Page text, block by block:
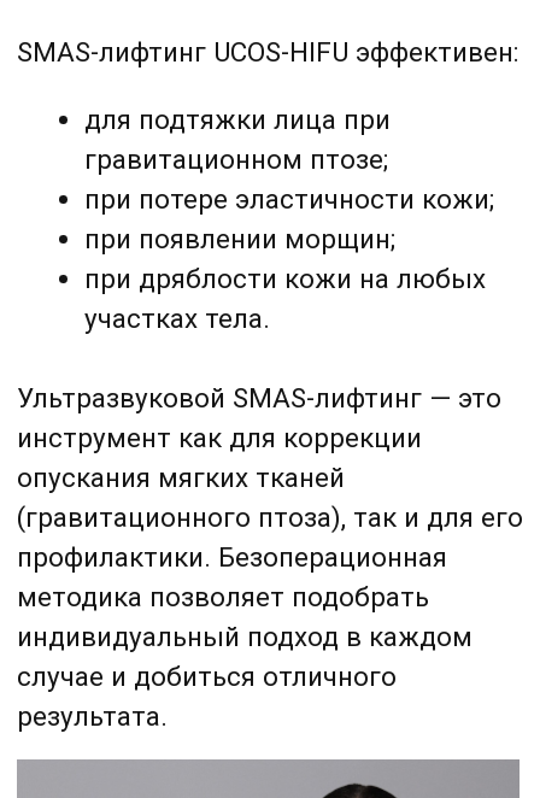
опускания мягких тканей
профилактики. Безоперационная
индивидуальный подход в каждом
случае и добиться отличного
результата.